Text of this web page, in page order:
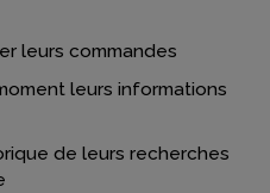
leurs commandes
leurs informations
de leurs recherches